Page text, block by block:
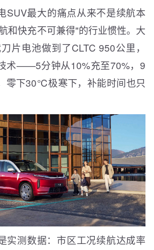
SUV最大的痛点从来不是续航本
和快充不可兼得"的行业惯性。大
片电池做到了CLTC 950公里，
术——5分钟从10%充至70%，9
零下30℃极寒下，补能时间也只
实测数据：市区工况续航达成率